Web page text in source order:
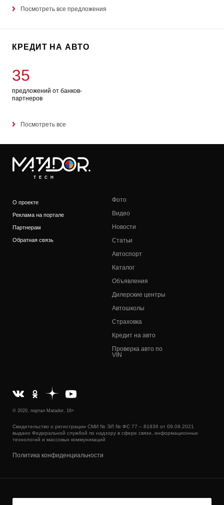
Посмотреть все предложения
КРЕДИТ НА АВТО
35
предложений от банков-
партнеров
Посмотреть все
TECH
О проекте
Реклама на портале
Партнерам
Обратная связь
Фото
Видео
Новости
Статьи
Автоспорт
Каталог
Объявления
Дилерские центры
Автошколы
Страховка
Кредит на авто
Проверка авто по
VIN
© 2020, портал Matador, 18+
Свидетельство о регистрации СМИ № ЭЛ № ФС 77 – 81836 от 09.09.2021
выдано Федеральной службой по надзору в сфере связи, информационных
технологий и массовых коммуникаций
Политика конфиденциальности